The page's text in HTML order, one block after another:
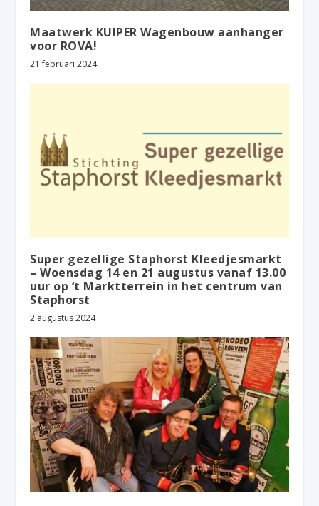
Maatwerk KUIPER Wagenbouw aanhanger
voor ROVA!
21 februari 2024
Super gezellige Staphorst Kleedjesmarkt
– Woensdag 14 en 21 augustus vanaf 13.00
uur op ‘t Marktterrein in het centrum van
Staphorst
2 augustus 2024